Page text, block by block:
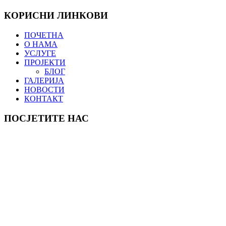
КОРИСНИ ЛИНКОВИ
ПОЧЕТНА
О НАМА
УСЛУГЕ
ПРОЈЕКТИ
БЛОГ
ГАЛЕРИЈА
НОВОСТИ
КОНТАКТ
ПОСЈЕТИТЕ НАС